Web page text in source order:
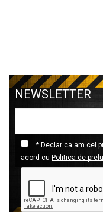
NEWSLETTER
* Declar ca am cel
acord cu Politica de